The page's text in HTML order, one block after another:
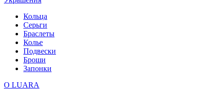
Кольца
Серьги
Браслеты
Колье
Подвески
Броши
Запонки
О LUARA